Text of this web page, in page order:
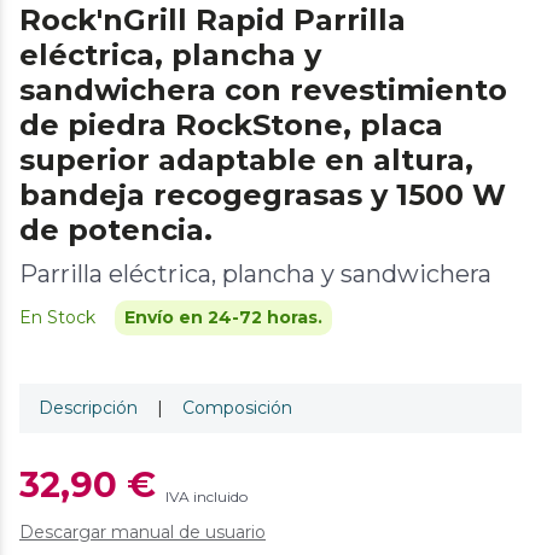
Rock'nGrill Rapid Parrilla
eléctrica, plancha y
sandwichera con revestimiento
de piedra RockStone, placa
superior adaptable en altura,
bandeja recogegrasas y 1500 W
de potencia.
Parrilla eléctrica, plancha y sandwichera
En Stock Envío en 24-72 horas.
Descripción | Composición
32,90 € IVA incluido
Descargar manual de usuario